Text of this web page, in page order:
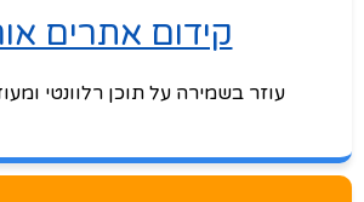
קידום אתרים
עוזר בשמירה על תוכן רלוונטי